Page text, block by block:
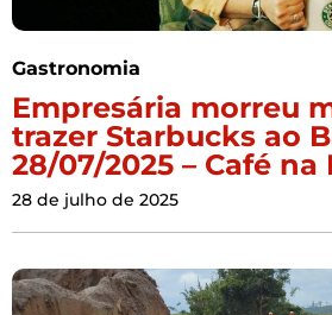
Gastronomia
Empresária morreu
trazer Starbucks ao
28/07/2025 – Café na
28 de julho de 2025